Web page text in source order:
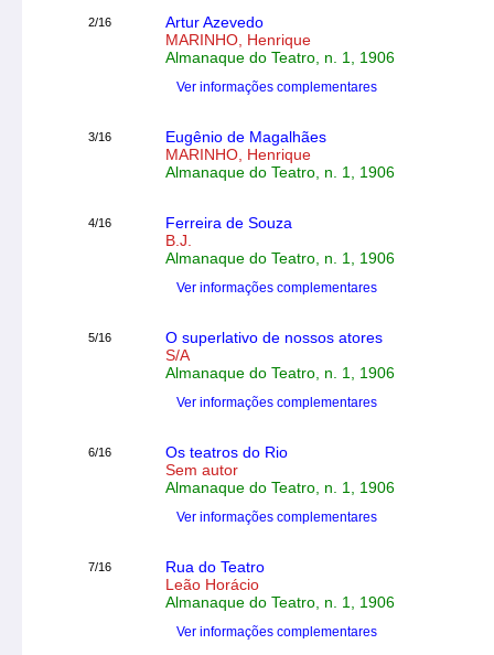
2/16
Artur Azevedo
MARINHO, Henrique
Almanaque do Teatro, n. 1, 1906
Ver informações complementares
3/16
Eugênio de Magalhães
MARINHO, Henrique
Almanaque do Teatro, n. 1, 1906
4/16
Ferreira de Souza
B.J.
Almanaque do Teatro, n. 1, 1906
Ver informações complementares
5/16
O superlativo de nossos atores
S/A
Almanaque do Teatro, n. 1, 1906
Ver informações complementares
6/16
Os teatros do Rio
Sem autor
Almanaque do Teatro, n. 1, 1906
Ver informações complementares
7/16
Rua do Teatro
Leão Horácio
Almanaque do Teatro, n. 1, 1906
Ver informações complementares